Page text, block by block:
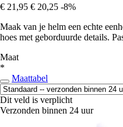
€ 21,95 € 20,25 -8%
Maak van je helm een echte
hoes met geborduurde details.
Maat
*
Maattabel
Dit veld is verplicht
Verzonden binnen 24 uur